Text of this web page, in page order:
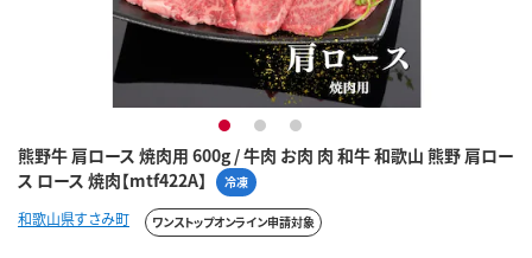
熊野牛 肩ロース 焼肉用 600g / 牛肉 お肉 肉 和牛 和歌山 熊野 肩ロー
ス ロース 焼肉【mtf422A】
冷凍
1 2 3
和歌山県すさみ町 ワンストップオンライン申請対象